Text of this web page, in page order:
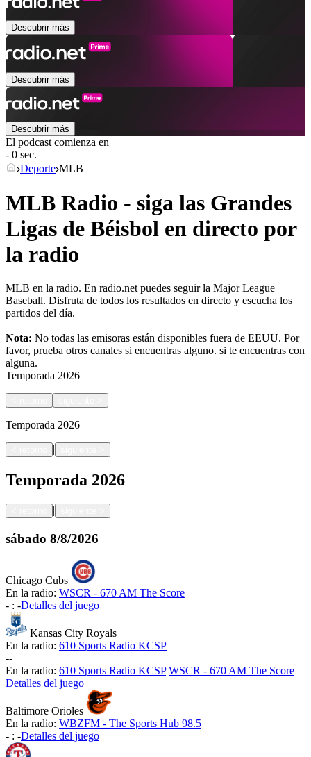
Descubrir más
Descubrir más
Descubrir más
El podcast comienza en
- 0 sec.
Deporte MLB
MLB Radio - siga las Grandes
Ligas de Béisbol en directo por
la radio
MLB en la radio. En radio.net puedes seguir la Major League
Baseball. Disfruta de todos los resultados en directo y escucha los
partidos del día.
Nota: No todas las emisoras están disponibles fuera de EEUU. Por
favor, prueba otros canales si encuentras alguno. si te encuentras con
alguna.
Temporada 2026
Temporada 2026
|
Temporada 2026
|
sábado 8/8/2026
Chicago Cubs
En la radio: WSCR - 670 AM The Score
- : -Detalles del juego
Kansas City Royals
En la radio: 610 Sports Radio KCSP
--
En la radio: 610 Sports Radio KCSP WSCR - 670 AM The Score
Detalles del juego
Baltimore Orioles
En la radio: WBZFM - The Sports Hub 98.5
- : -Detalles del juego